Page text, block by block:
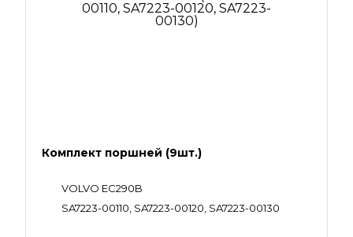
Комплект поршней (9шт.)
VOLVO EC290B
SA7223-00110, SA7223-00120, SA7223-00130